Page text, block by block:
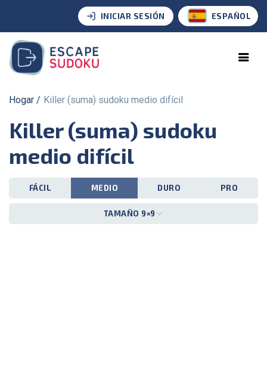
INICIAR SESIÓN ESPAÑOL
Hogar Killer (suma) sudoku medio difícil
Killer (suma) sudoku
medio difícil
FÁCIL MEDIO DURO PRO
TAMAÑO 9×9